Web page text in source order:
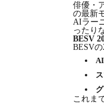
俳優・
の最新
AIラー
ったり
BESV
BESV
これま